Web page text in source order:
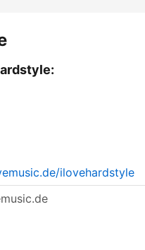
ilovehardstyle